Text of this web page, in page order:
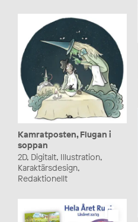
Kamratposten, Flugan i
soppan
2D, Digitalt, Illustration,
Karaktärsdesign,
Redaktionellt